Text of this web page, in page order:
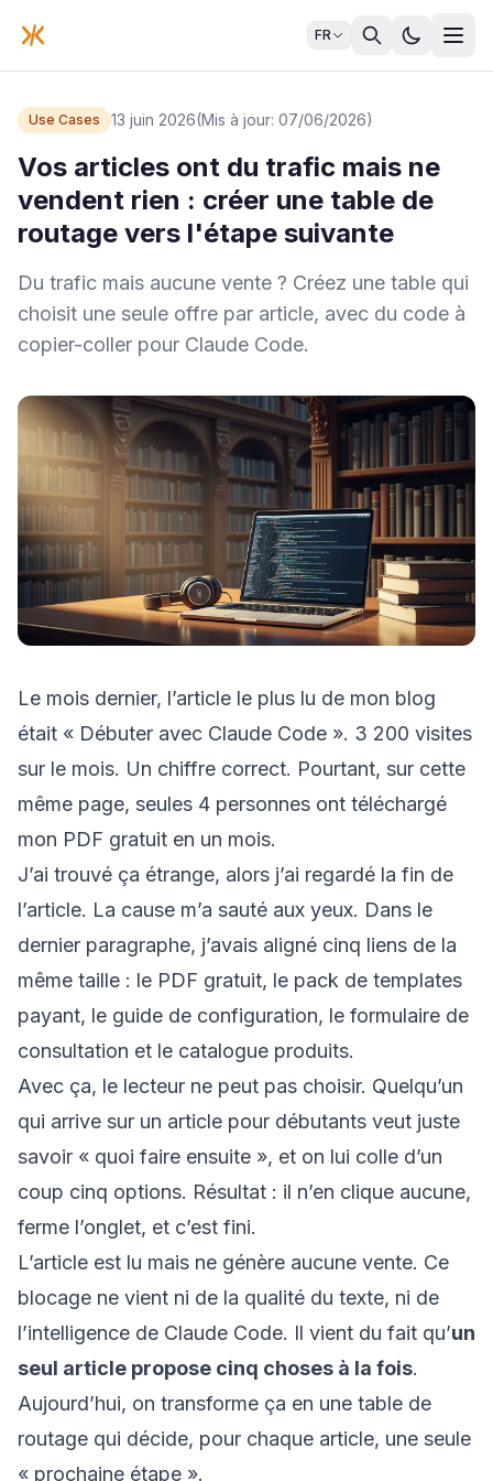
FR
Use Cases 13 juin 2026(Mis à jour: 07/06/2026)
Vos articles ont du trafic mais ne
vendent rien : créer une table de
routage vers l'étape suivante
Du trafic mais aucune vente ? Créez une table qui
choisit une seule offre par article, avec du code à
copier-coller pour Claude Code.
Le mois dernier, l’article le plus lu de mon blog
était « Débuter avec Claude Code ». 3 200 visites
sur le mois. Un chiffre correct. Pourtant, sur cette
même page, seules 4 personnes ont téléchargé
mon PDF gratuit en un mois.
J’ai trouvé ça étrange, alors j’ai regardé la fin de
l’article. La cause m’a sauté aux yeux. Dans le
dernier paragraphe, j’avais aligné cinq liens de la
même taille : le PDF gratuit, le pack de templates
payant, le guide de configuration, le formulaire de
consultation et le catalogue produits.
Avec ça, le lecteur ne peut pas choisir. Quelqu’un
qui arrive sur un article pour débutants veut juste
savoir « quoi faire ensuite », et on lui colle d’un
coup cinq options. Résultat : il n’en clique aucune,
ferme l’onglet, et c’est fini.
L’article est lu mais ne génère aucune vente. Ce
blocage ne vient ni de la qualité du texte, ni de
l’intelligence de Claude Code. Il vient du fait qu’un
seul article propose cinq choses à la fois.
Aujourd’hui, on transforme ça en une table de
routage qui décide, pour chaque article, une seule
« prochaine étape ».